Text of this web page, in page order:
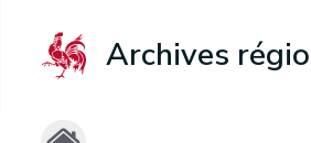
Archives